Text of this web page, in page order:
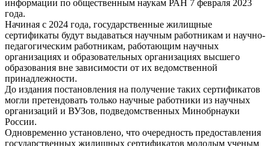
информации по общественным наукам РАН 7 февраля 2023
года.
Начиная с 2024 года, государственные жилищные
сертификаты будут выдаваться научным работникам и научно-
педагогическим работникам, работающим научных
организациях и образовательных организациях высшего
образования вне зависимости от их ведомственной
принадлежности.
До издания постановления на получение таких сертификатов
могли претендовать только научные работники из научных
организаций и ВУЗов, подведомственных Минобрнауки
России.
Одновременно установлено, что очередность предоставления
государственных жилищных сертификатов молодым ученым